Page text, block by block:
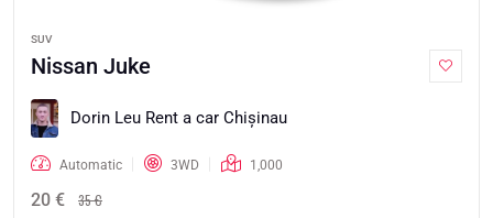
SUV
Nissan Juke
Dorin Leu Rent a car Chişinau
Automatic 3WD 1,000
20 € 35 €